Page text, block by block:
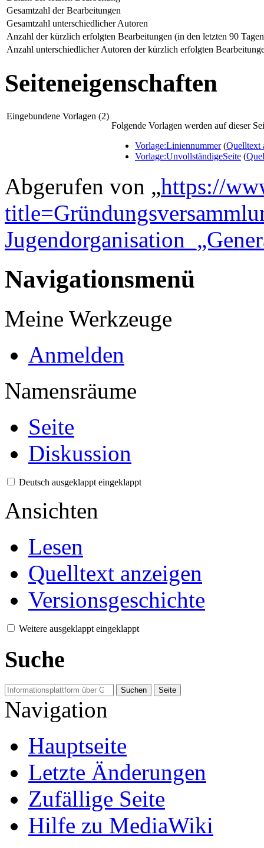
Gesamtzahl der Bearbeitungen
Gesamtzahl unterschiedlicher Autoren
Anzahl der kürzlich erfolgten Bearbeitungen (in den letzten 90
Anzahl unterschiedlicher Autoren der kürzlich erfolgten
Seiteneigenschaften
Eingebundene Vorlagen (2)
Folgende Vorlagen werden auf dieser
Vorlage:Liniennummer(Quelltext
Vorlage:UnvollständigeSeite (
Abgerufen von „https://
Navigationsmenü
Meine Werkzeuge
Anmelden
Namensräume
Seite
Diskussion
Deutsch ausgeklappt eingeklappt
Ansichten
Lesen
Quelltext anzeigen
Versionsgeschichte
Weitere ausgeklappt eingeklappt
Suche
Navigation
Hauptseite
Letzte Änderungen
Zufällige Seite
Hilfe zu MediaWiki